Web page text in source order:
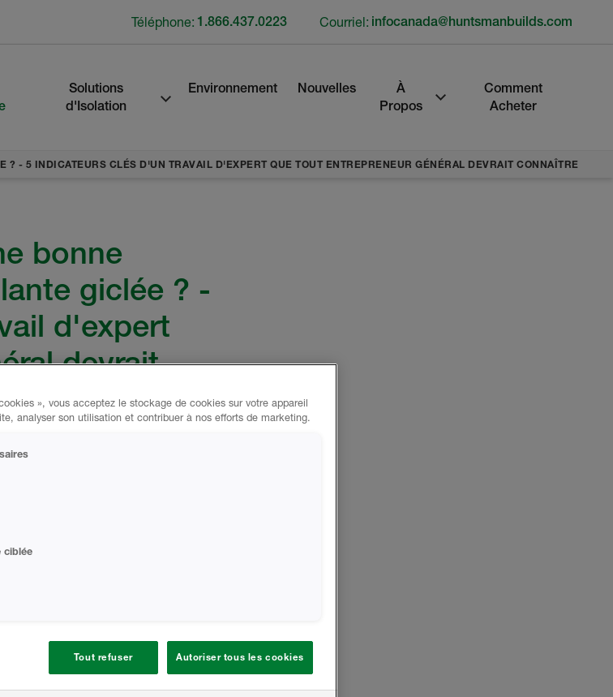
Solutions
d'Isolation
Environnement Nouvelles
À
Propos
Comment
Acheter
- 5 INDICATEURS CLÉS D'UN TRAVAIL D'EXPERT QUE TOUT ENTREPRENEUR GÉNÉRAL DEVRAIT CONNAÎTRE
bonne
giclée ? -
d'expert
devrait
Téléphone: 1.866.437.0223 Courriel: infocanada@huntsmanbuilds.com
», vous acceptez le stockage de cookies sur votre appareil
analyser son utilisation et contribuer à nos efforts de marketing.
ciblée
Tout refuser Autoriser tous les cookies